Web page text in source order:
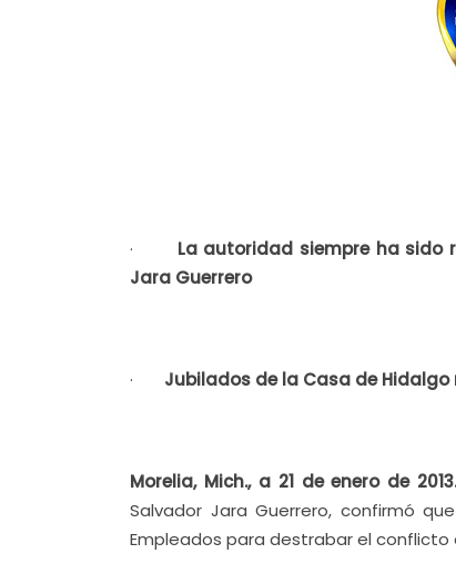
· La autoridad siempre ha sido
Jara Guerrero
· Jubilados de la Casa de
Morelia, Mich., a 21 de enero de
Salvador Jara Guerrero, confirmó
Empleados para destrabar el